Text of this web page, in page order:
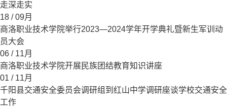
走深走实
18 / 09月
商洛职业技术学院举行2023—2024学年开学典礼暨新生军训动
员大会
06 / 11月
商洛职业技术学院开展民族团结教育知识讲座
01 / 11月
千阳县交通安全委员会调研组到红山中学调研座谈学校交通安全
工作